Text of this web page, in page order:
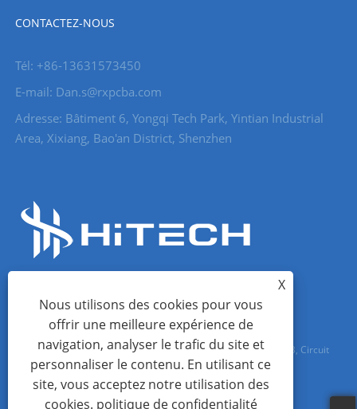
CONTACTEZ-NOUS
Tél: +86-13631573450
E-mail: Dan.s@rxpcba.com
Adresse: Bâtiment 6, Yongqi Tech Park, Yintian Industrial
Area, Xixiang, Bao'an District, Shenzhen
Copyright © 2023 Shenzhen Hi Tech Co., Ltd. - Assemblage PCB, Circuit
Board, PCB - Tous droits réservés
X
Nous utilisons des cookies pour vous
offrir une meilleure expérience de
navigation, analyser le trafic du site et
personnaliser le contenu. En utilisant ce
site, vous acceptez notre utilisation des
cookies. politique de confidentialité